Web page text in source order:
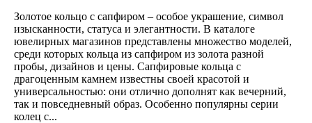
Золотое кольцо с сапфиром – особое украшение, символ
изысканности, статуса и элегантности. В каталоге
ювелирных магазинов представлены множество моделей,
среди которых кольца из сапфиром из золота разной
пробы, дизайнов и цены. Сапфировые кольца с
драгоценным камнем известны своей красотой и
универсальностью: они отлично дополнят как вечерний,
так и повседневный образ. Особенно популярны серии
колец с...